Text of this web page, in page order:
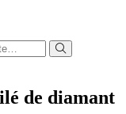
de diamant